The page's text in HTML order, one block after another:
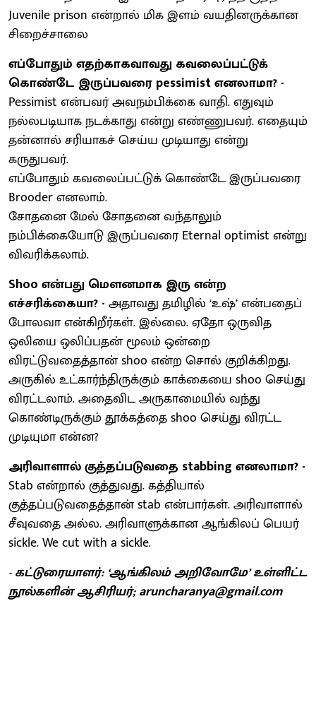
Juvenile prison என்றால் மிக இளம் வயதினருக்கான
சிறைச்சாலை
எப்போதும் எதற்காகவாவது கவலைப்பட்டுக்
கொண்டே இருப்பவரை pessimist எனலாமா? -
Pessimist என்பவர் அவநம்பிக்கை வாதி. எதுவும்
நல்லபடியாக நடக்காது என்று எண்ணுபவர். எதையும்
தன்னால் சரியாகச் செய்ய முடியாது என்று
கருதுபவர்.
எப்போதும் கவலைப்பட்டுக் கொண்டே இருப்பவரை
Brooder எனலாம்.
சோதனை மேல் சோதனை வந்தாலும்
நம்பிக்கையோடு இருப்பவரை Eternal optimist என்று
விவரிக்கலாம்.
Shoo என்பது மௌனமாக இரு என்ற
எச்சரிக்கையா? - அதாவது தமிழில் ‘உஷ்’ என்பதைப்
போலவா என்கிறீர்கள். இல்லை. ஏதோ ஒருவித
ஒலியை ஒலிப்பதன் மூலம் ஒன்றை
விரட்டுவதைத்தான் shoo என்ற சொல் குறிக்கிறது.
அருகில் உட்கார்ந்திருக்கும் காக்கையை shoo செய்து
விரட்டலாம். அதைவிட அருகாமையில் வந்து
கொண்டிருக்கும் தூக்கத்தை shoo செய்து விரட்ட
முடியுமா என்ன?
அரிவாளால் குத்தப்படுவதை stabbing எனலாமா? -
Stab என்றால் குத்துவது. கத்தியால்
குத்தப்படுவதைத்தான் stab என்பார்கள். அரிவாளால்
சீவுவதை அல்ல. அரிவாளுக்கான ஆங்கிலப் பெயர்
sickle. We cut with a sickle.
- கட்டுரையாளர்: ‘ஆங்கிலம் அறிவோமே’ உள்ளிட்ட
நூல்களின் ஆசிரியர்; aruncharanya@gmail.com